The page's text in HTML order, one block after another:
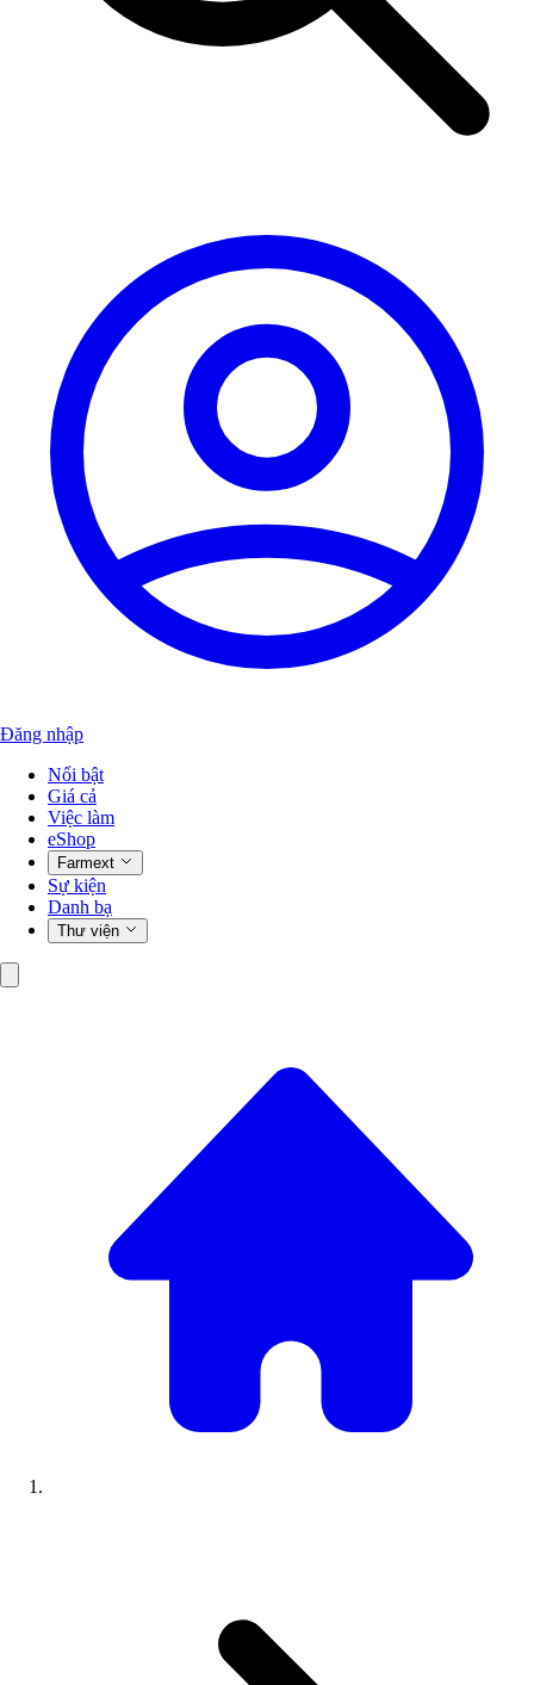
Đăng nhập
Nổi bật
Giá cả
Việc làm
eShop
Farmext
Sự kiện
Danh bạ
Thư viện